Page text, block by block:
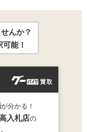
んか？
能！
が分かる！
入札店の